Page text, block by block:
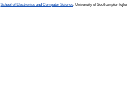
School of Electronics and Computer Science , University of Southampton